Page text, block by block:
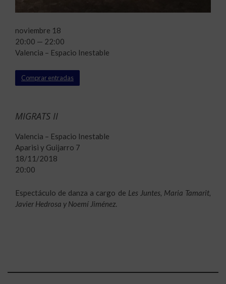
MIGRATS II
Valencia – Espacio Inestable
Aparisi y Guijarro 7
18/11/2018
20:00
Espectáculo de danza a cargo de Les Juntes, Maria Tamarit,
Javier Hedrosa y Noemí Jiménez.
noviembre 18
20:00 — 22:00
Valencia – Espacio Inestable
Comprar entradas